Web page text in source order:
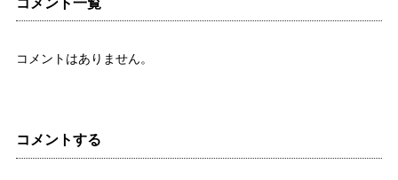
コメントはありません。
コメントする